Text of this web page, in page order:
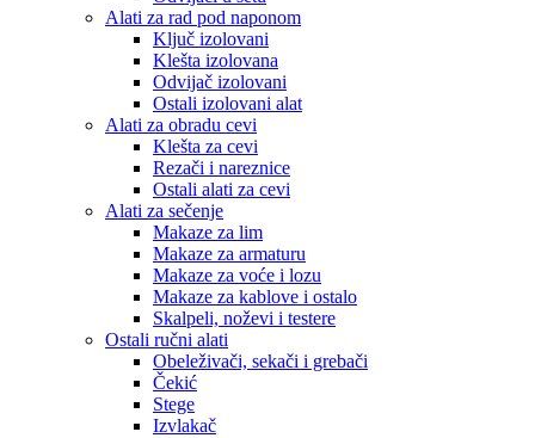
Alati za rad pod naponom
Ključ izolovani
Klešta izolovana
Odvijač izolovani
Ostali izolovani alat
Alati za obradu cevi
Klešta za cevi
Rezači i nareznice
Ostali alati za cevi
Alati za sečenje
Makaze za lim
Makaze za armaturu
Makaze za voće i lozu
Makaze za kablove i ostalo
Skalpeli, noževi i testere
Ostali ručni alati
Obeleživači, sekači i grebači
Čekić
Stege
Izvlakač